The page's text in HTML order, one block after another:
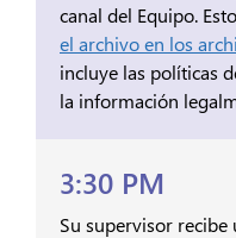
canal del Equipo.
el archivo en los
incluye las políticas
la información
3:30 PM
Su supervisor